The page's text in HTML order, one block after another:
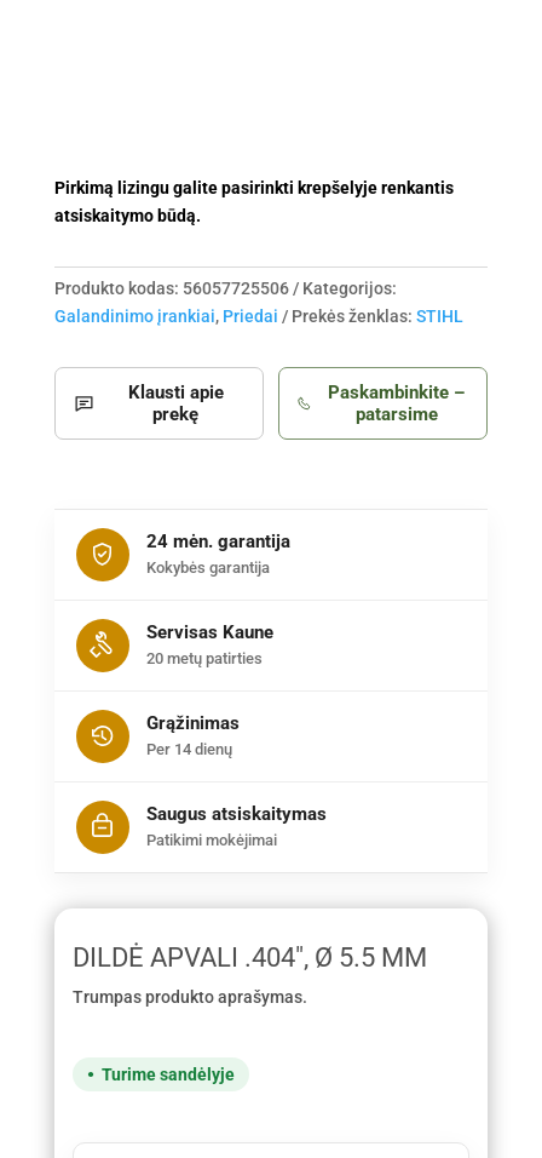
Pirkimą lizingu galite pasirinkti krepšelyje renkantis
atsiskaitymo būdą.
Produkto kodas: 56057725506
Kategorijos:
Galandinimo įrankiai, Priedai Prekės ženklas: STIHL
Klausti apie
prekę
Paskambinkite –
patarsime
24 mėn. garantija
Kokybės garantija
Servisas Kaune
20 metų patirties
Grąžinimas
Per 14 dienų
Saugus atsiskaitymas
Patikimi mokėjimai
DILDĖ APVALI .404", Ø 5.5 MM
Trumpas produkto aprašymas.
Turime sandėlyje